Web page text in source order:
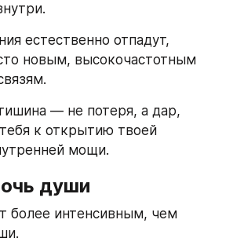
естественно отпадут,
новым, высокочастотным
— не потеря, а дар,
к открытию твоей
мощи.
души
более интенсивным, чем